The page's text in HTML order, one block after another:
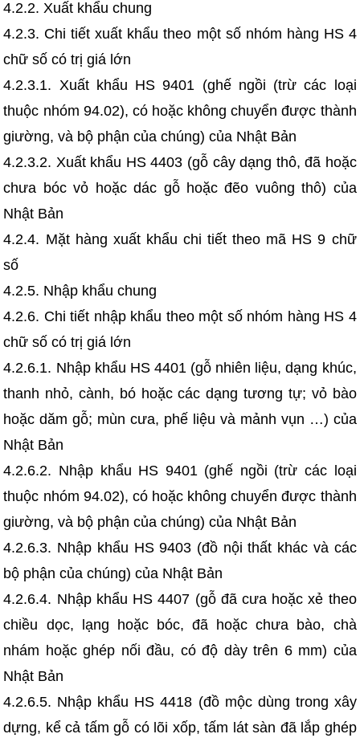
4.2.2. Xuất khẩu chung
4.2.3. Chi tiết xuất khẩu theo một số nhóm hàng HS 4
chữ số có trị giá lớn
4.2.3.1. Xuất khẩu HS 9401 (ghế ngồi (trừ các loại
thuộc nhóm 94.02), có hoặc không chuyển được thành
giường, và bộ phận của chúng) của Nhật Bản
4.2.3.2. Xuất khẩu HS 4403 (gỗ cây dạng thô, đã hoặc
chưa bóc vỏ hoặc dác gỗ hoặc đẽo vuông thô) của
Nhật Bản
4.2.4. Mặt hàng xuất khẩu chi tiết theo mã HS 9 chữ
số
4.2.5. Nhập khẩu chung
4.2.6. Chi tiết nhập khẩu theo một số nhóm hàng HS 4
chữ số có trị giá lớn
4.2.6.1. Nhập khẩu HS 4401 (gỗ nhiên liệu, dạng khúc,
thanh nhỏ, cành, bó hoặc các dạng tương tự; vỏ bào
hoặc dăm gỗ; mùn cưa, phế liệu và mảnh vụn …) của
Nhật Bản
4.2.6.2. Nhập khẩu HS 9401 (ghế ngồi (trừ các loại
thuộc nhóm 94.02), có hoặc không chuyển được thành
giường, và bộ phận của chúng) của Nhật Bản
4.2.6.3. Nhập khẩu HS 9403 (đồ nội thất khác và các
bộ phận của chúng) của Nhật Bản
4.2.6.4. Nhập khẩu HS 4407 (gỗ đã cưa hoặc xẻ theo
chiều dọc, lạng hoặc bóc, đã hoặc chưa bào, chà
nhám hoặc ghép nối đầu, có độ dày trên 6 mm) của
Nhật Bản
4.2.6.5. Nhập khẩu HS 4418 (đồ mộc dùng trong xây
dựng, kể cả tấm gỗ có lõi xốp, tấm lát sàn đã lắp ghép